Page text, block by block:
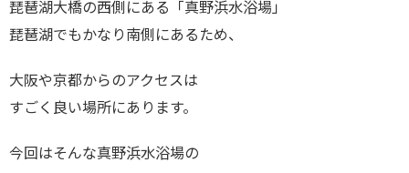
琵琶湖大橋の西側にある「真野浜水浴場」
琵琶湖でもかなり南側にあるため、
大阪や京都からのアクセスは
すごく良い場所にあります。
今回はそんな真野浜水浴場の